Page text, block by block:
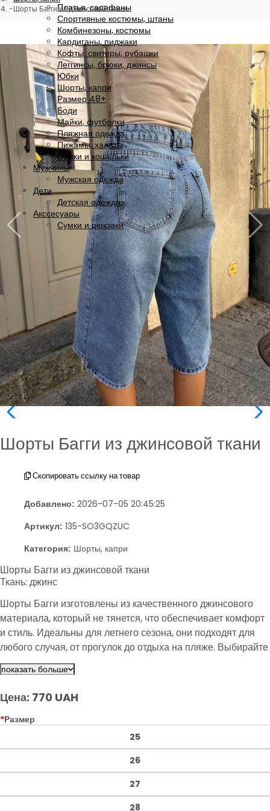
Платья, сарафаны
Спортивные костюмы, штаны
Комбинезоны, костюмы
Кардиганы, пиджаки
Кофты, свитеры, рубашки
Леггинсы, брюки, джинсы
Юбки
Шорты, капри
Размер 48+
Боди
Майки, футболки
Пляжная одежда
Пижамы, халаты
Сумки и кошельки
Мужчины
Мужская одежда
Дети
Детская одежда
Акссесуары
Сумки и рюкзаки
Шорты Багги из джинсовой ткани
Шорты Багги из джинсовой ткани
Скопировать ссылку на товар
Добавлено: 2026-07-05 20:45:25
Артикул: 135-SO3GQZUC
Категория: Шорты, капри
Шорты Багги из джинсовой ткани
Ткань: джинс
Шорты Багги изготовлены из качественного джинсового
материала, который не тянется, что обеспечивает комфорт
и стиль. Идеальны для летнего сезона, они подходят для
любого случая, от прогулок до отдыха на пляже. Выбирайте
удобство и элегантность в каждом шаге.
показать больше
Цена: 770 UAH
*Размер
25
26
27
28